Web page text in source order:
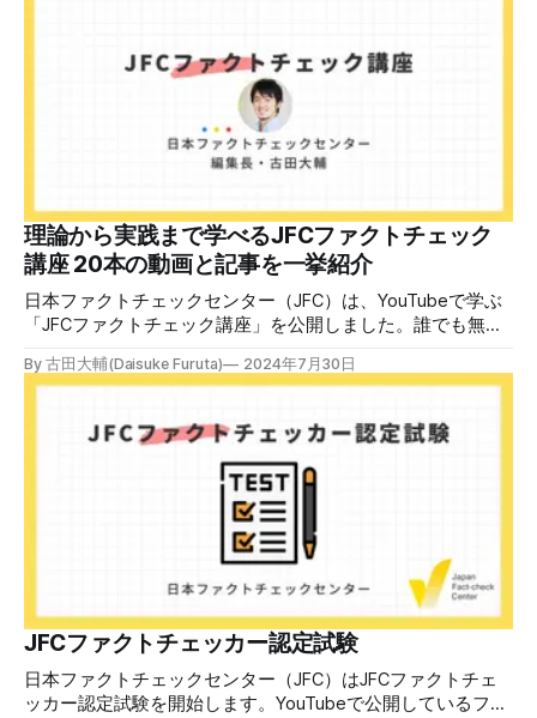
ファクトチェックセンター（JFC）による講師養成講座で
す。 講師養成講座（オンラインで90分）を受講いただいた
後、修了課題を提出された方には、教室や職場などで利用可
能な教材の提... powered by Peatix : More than a
す。 受講生には教材を提供 デマや不確かな情報が蔓延する
中で、自衛策が求められています。「気をつけて」というだ
けでは、対策になりません。最初から騙されたい人はいませ
ん。誰だって気をつけているのに、誤った情
理論から実践まで学べるJFCファクトチェック
講座 20本の動画と記事を一挙紹介
日本ファクトチェックセンター（JFC）は、YouTubeで学ぶ
「JFCファクトチェック講座」を公開しました。誰でも無料
ファクトチェックやメディアリテラシーの知識を学ぶことが
の日本での影響を調べた2万人調査の紹介や、間違った情報
を信じてしまう背景にある人間のバイアス、大規模に拡散す
るSNSアルゴリズムなどを解説しています。 実践編では、画
像や動画や生成AIなど、偽・誤情報をどのように検証したら
良いかをJFCが検証してきた事例から具体的に学びます。
JFCファクトチェッカー認定試験を開始 2024年7月29日か
ら、これらの内容について習熟度を確認するJFCファクトチ
ェッカー認定試験を開始します。誰でもいつでも受験可能で
す（2024年度中は受験料1000円、2025年度から2000円）。
合格者には様々な技能をデジタル証明するオープンバッジ・
ネットワークを活用して、JFCファクトチェッカーの認定証
を発行します。 JFCファクトチェッカー認定試験
By 古田大輔(Daisuke Furuta) 2024年7月30日
JFCファクトチェッカー認定試験
日本ファクトチェックセンター（JFC）はJFCファクトチェ
ッカー認定試験を開始します。YouTubeで公開しているファ